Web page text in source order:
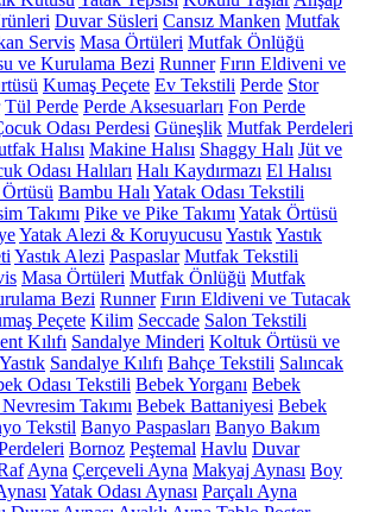
Duvar Süsleri Cansız Manken Mutfak
Servis Masa Örtüleri Mutfak Önlüğü
ve Kurulama Bezi Runner Fırın Eldiveni ve
Kumaş Peçete Ev Tekstili Perde Stor
Tül Perde Perde Aksesuarları Fon Perde
Odası Perdesi Güneşlik Mutfak Perdeleri
Halısı Makine Halısı Shaggy Halı Jüt ve
Odası Halıları Halı Kaydırmazı El Halısı
Bambu Halı Yatak Odası Tekstili
Takımı Pike ve Pike Takımı Yatak Örtüsü
Yatak Alezi & Koruyucusu YastıkYastık
Yastık Alezi Paspaslar Mutfak Tekstili
Masa Örtüleri Mutfak Önlüğü Mutfak
Bezi Runner Fırın Eldiveni ve Tutacak
Peçete Kilim Seccade Salon Tekstili
Kılıfı Sandalye Minderi Koltuk Örtüsü ve
Sandalye Kılıfı Bahçe Tekstili Salıncak
Odası Tekstili Bebek Yorganı Bebek
Takımı Bebek Battaniyesi Bebek
Tekstil Banyo Paspasları Banyo Bakım
Bornoz Peştemal Havlu Duvar
Ayna Çerçeveli Ayna Makyaj Aynası Boy
Yatak Odası Aynası Parçalı Ayna